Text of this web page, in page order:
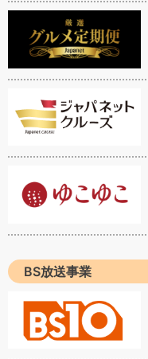
BS放送事業